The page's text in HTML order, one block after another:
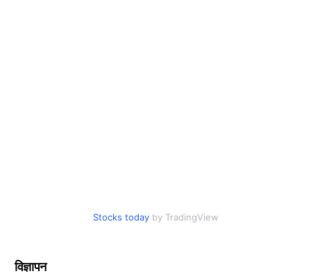
Stocks today by TradingView
विज्ञापन